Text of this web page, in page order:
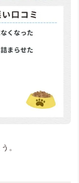
。